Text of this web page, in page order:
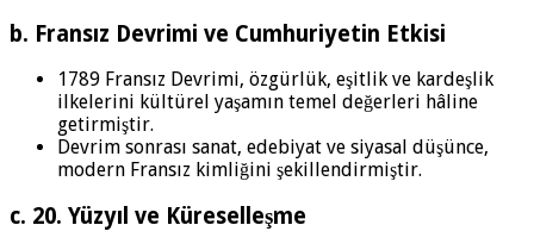
b. Fransız Devrimi ve Cumhuriyetin Etkisi
1789 Fransız Devrimi, özgürlük, eşitlik ve kardeşlik
ilkelerini kültürel yaşamın temel değerleri hâline
getirmiştir.
Devrim sonrası sanat, edebiyat ve siyasal düşünce,
modern Fransız kimliğini şekillendirmiştir.
c. 20. Yüzyıl ve Küreselleşme